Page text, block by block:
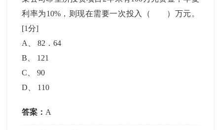
利率为10%，则现在需要一次投入（ ）万元。
[1分]
A
、82．64
B
121
C 、90
D
110
答案： A